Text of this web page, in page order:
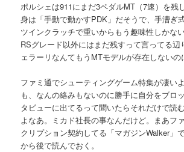
ポルシェは911にまだ3ペダルMT（7速）を残
身は「手動で動かすPDK」だそうで、手漕ぎ
ツインクラッチで重いからもう趣味性しかな
RSグレード以外にはまだ残すって言ってる辺
ェラーリなんてもうMTモデルが存在しないの
ファミ通でシューティングゲーム特集が凄い
も、なんの絡みもないのに勝手に自分をブロ
タビューに出てるって聞いたらそれだけで読
よなあ。ミカド社長の事なんだけど。まあフ
クリプション契約してる「マガジンWalker」
から後で読んでおく。